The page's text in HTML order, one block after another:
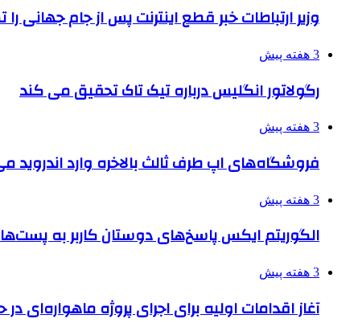
وزیر ارتباطات خبر قطع اینترنت پس از جام جهانی
3 هفته پیش
رگولاتور انگلیس درباره تیک تاک تحقیق می کند
3 هفته پیش
فروشگاه‌های اپ طرف ثالث بالاخره وارد
3 هفته پیش
الگوریتم ایکس پاسخ‌های دوستان کاربر به
3 هفته پیش
آغاز اقدامات اولیه برای اجرای پروژه ماهواره‌ای در